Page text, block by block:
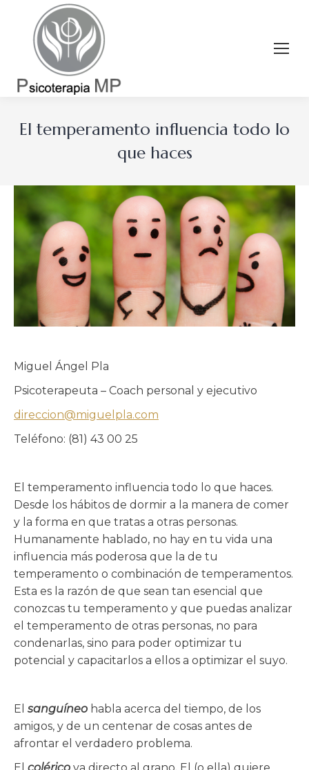
El temperamento influencia todo lo
que haces
Miguel Ángel Pla
Psicoterapeuta – Coach personal y ejecutivo
direccion@miguelpla.com
Teléfono: (81) 43 00 25
El temperamento influencia todo lo que haces.
Desde los hábitos de dormir a la manera de comer
y la forma en que tratas a otras personas.
Humanamente hablado, no hay en tu vida una
influencia más poderosa que la de tu
temperamento o combinación de temperamentos.
Esta es la razón de que sean tan esencial que
conozcas tu temperamento y que puedas analizar
el temperamento de otras personas, no para
condenarlas, sino para poder optimizar tu
potencial y capacitarlos a ellos a optimizar el suyo.
El sanguíneo habla acerca del tiempo, de los
amigos, y de un centenar de cosas antes de
afrontar el verdadero problema.